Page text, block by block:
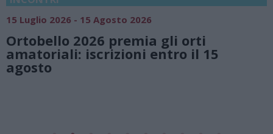
2026
gli orti
entro il 15
18 Luglio 2026 - 15 Agosto
Vivi l’estate a
natura e
Lago di Lugano